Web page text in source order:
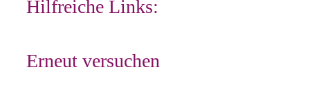
Hilfreiche Links:
Erneut versuchen